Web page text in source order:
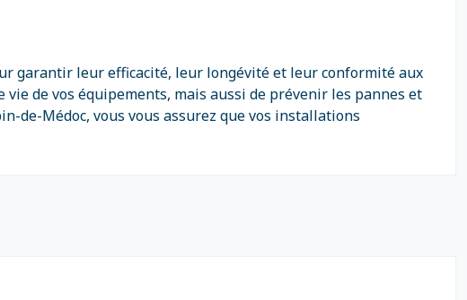
garantir leur efficacité, leur longévité et leur conformité aux
de vos équipements, mais aussi de prévenir les pannes et
de-Médoc, vous vous assurez que vos installations